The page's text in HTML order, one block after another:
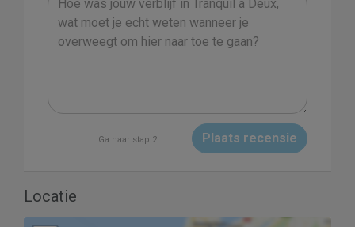
Ga naar stap 2 Plaats recensie
Locatie